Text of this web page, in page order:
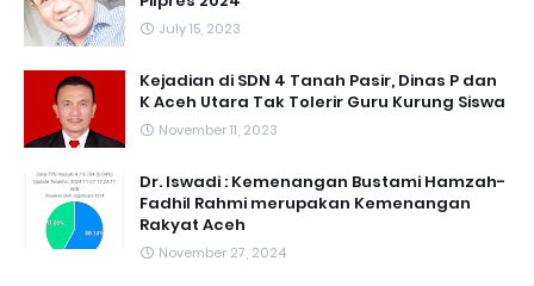
July 15, 2023
Kejadian di SDN 4 Tanah Pasir, Dinas P dan
K Aceh Utara Tak Tolerir Guru Kurung Siswa
November 11, 2023
Dr. Iswadi : Kemenangan Bustami Hamzah-
Fadhil Rahmi merupakan Kemenangan
Rakyat Aceh
November 27, 2024